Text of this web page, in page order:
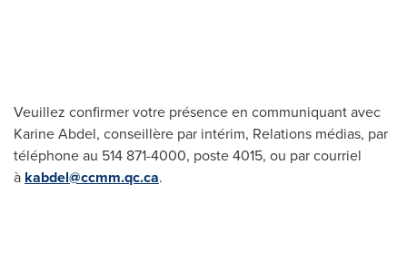
Veuillez confirmer votre présence en communiquant avec
Karine Abdel, conseillère par intérim, Relations médias, par
téléphone au 514 871-4000, poste 4015, ou par courriel
à kabdel@ccmm.qc.ca.